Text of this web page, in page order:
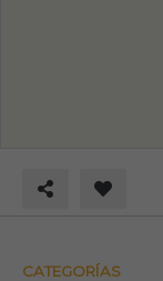
CATEGORÍAS